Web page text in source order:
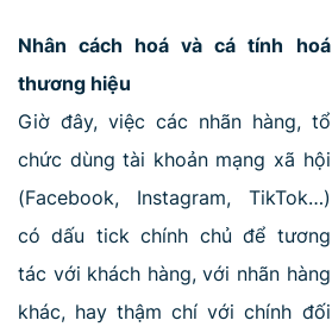
Nhân cách hoá và cá tính hoá
thương hiệu
Giờ đây, việc các nhãn hàng, tổ
chức dùng tài khoản mạng xã hội
(Facebook, Instagram, TikTok…)
có dấu tick chính chủ để tương
tác với khách hàng, với nhãn hàng
khác, hay thậm chí với chính đối